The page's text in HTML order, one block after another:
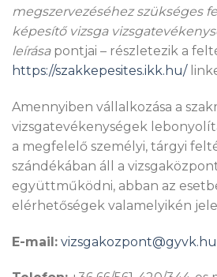
megszervezéséhez szükséges
képesítő vizsga
leírásapontjai – részletezik a
https://szakkepesites.ikk.hu/
Amennyiben vállalkozása a
vizsgatevékenységek
a megfelelő személyi, tárgyi
szándékában áll a
együttműködni, abban az
elérhetőségek valamelyikén
E-mail: vizsgakozpont@gyvk.hu